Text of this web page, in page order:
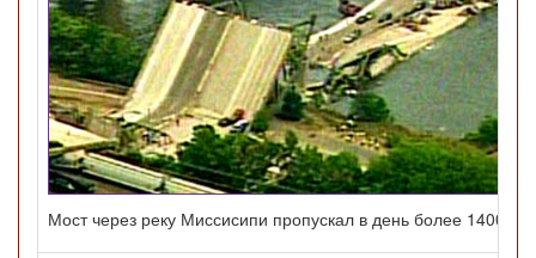
Мост через реку Миссисипи пропускал в день более 1400